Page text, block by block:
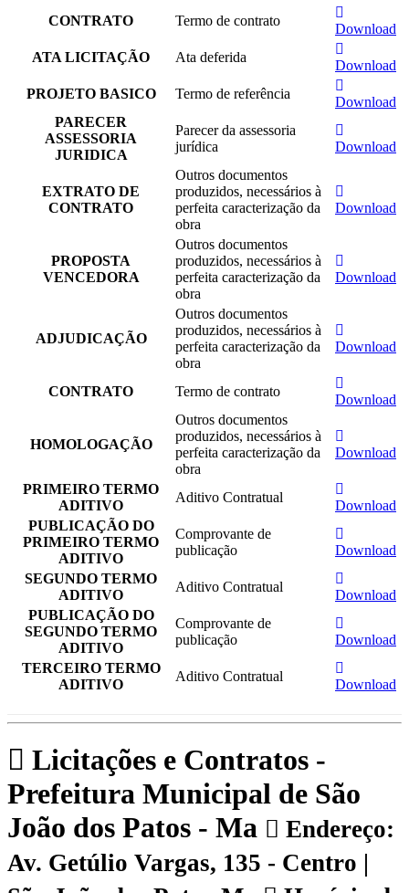
CONTRATO Termo de contrato
Download
ATA LICITAÇÃO
Ata deferida
Download
PROJETO BASICO
Termo de referência
Download
PARECER
ASSESSORIA
JURIDICA
Parecer da assessoria
jurídica
Download
EXTRATO DE
CONTRATO
Outros documentos
produzidos, necessários à
perfeita caracterização da
obra
Download
PROPOSTA
VENCEDORA
Outros documentos
produzidos, necessários à
perfeita caracterização da
obra
Download
ADJUDICAÇÃO
Outros documentos
produzidos, necessários à
perfeita caracterização da
obra
Download
CONTRATO Termo de contrato
Download
HOMOLOGAÇÃO
Outros documentos
produzidos, necessários à
perfeita caracterização da
obra
Download
PRIMEIRO TERMO
ADITIVO
Aditivo Contratual
Download
PUBLICAÇÃO DO
PRIMEIRO TERMO
ADITIVO
Comprovante de
publicação
Download
SEGUNDO TERMO
ADITIVO
Aditivo Contratual
Download
PUBLICAÇÃO DO
SEGUNDO TERMO
ADITIVO
Comprovante de
publicação
Download
TERCEIRO TERMO
ADITIVO
Aditivo Contratual
Download
Licitações e Contratos -
Prefeitura Municipal de São
João dos Patos - Ma
Endereço:
Av. Getúlio Vargas, 135 - Centro |